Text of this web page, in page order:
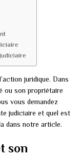
juridique. Dans
ou son propriétaire
vous demandez
judiciaire et quel est
dans notre article.
son